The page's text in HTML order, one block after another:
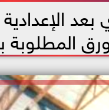
المطلوبة